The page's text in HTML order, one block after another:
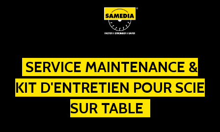
SERVICE MAINTENANCE &
KIT D'ENTRETIEN POUR SCIE
SUR TABLE